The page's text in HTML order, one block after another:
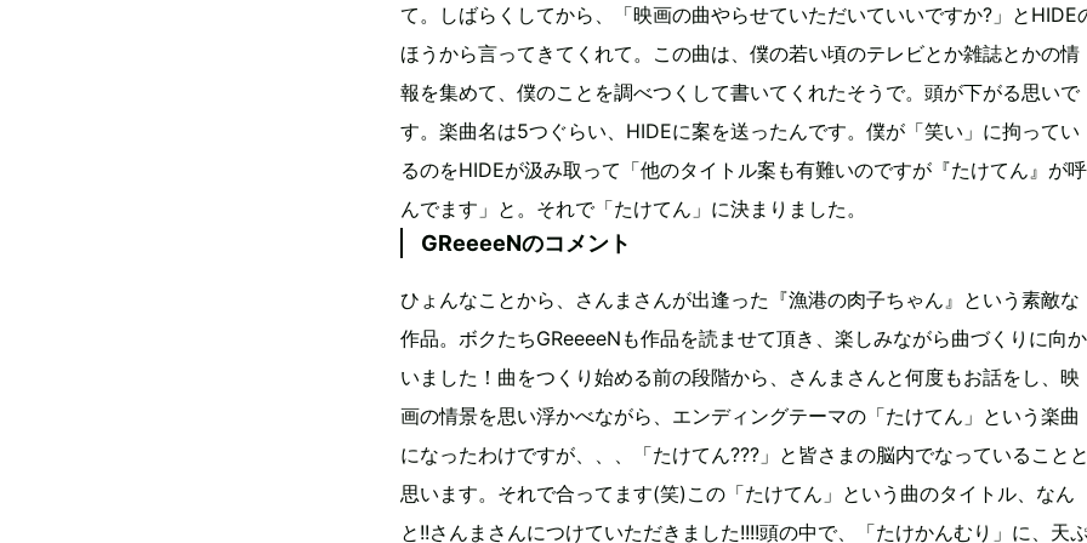
て。しばらくしてから、「映画の曲やらせていただいていいですか?」とHIDE
ほうから言ってきてくれて。この曲は、僕の若い頃のテレビとか雑誌とかの情
報を集めて、僕のことを調べつくして書いてくれたそうで。頭が下がる思いで
す。楽曲名は5つぐらい、HIDEに案を送ったんです。僕が「笑い」に拘ってい
るのをHIDEが汲み取って「他のタイトル案も有難いのですが『たけてん』が呼
んでます」と。それで「たけてん」に決まりました。
GReeeeNのコメント
ひょんなことから、さんまさんが出逢った『漁港の肉子ちゃん』という素敵な
作品。ボクたちGReeeeNも作品を読ませて頂き、楽しみながら曲づくりに向か
いました！曲をつくり始める前の段階から、さんまさんと何度もお話をし、映
画の情景を思い浮かべながら、エンディングテーマの「たけてん」という楽曲
になったわけですが、、、「たけてん???」と皆さまの脳内でなっていることと
思います。それで合ってます(笑)この「たけてん」という曲のタイトル、なん
と!!さんまさんにつけていただきました!!!!頭の中で、「たけかんむり」に、天